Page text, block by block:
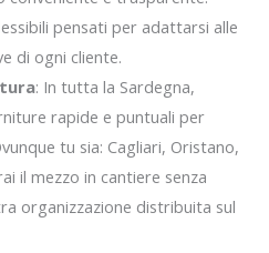
pensati per adattarsi alle
di ogni cliente.
: In tutta la Sardegna,
rapide e puntuali per
tu sia: Cagliari, Oristano,
il mezzo in cantiere senza
organizzazione distribuita sul